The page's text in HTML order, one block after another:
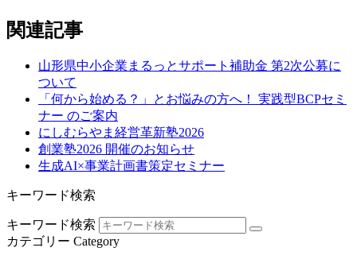
関連記事
山形県中小企業まるっとサポート補助金 第2次公募に
ついて
「何から始める？」とお悩みの方へ！ 実践型BCPセミ
ナー のご案内
にしむらやま経営革新塾2026
創業塾2026 開催のお知らせ
生成AI×事業計画書策定セミナー
キーワード検索
キーワード検索
カテゴリー Category